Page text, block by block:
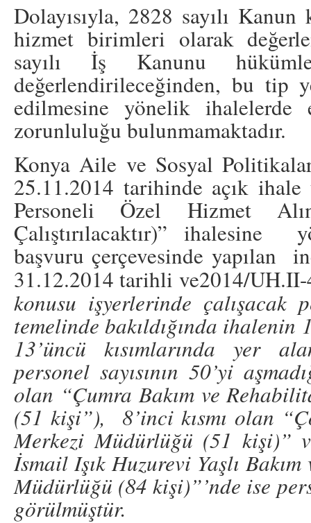
Dolayısıyla, 2828 sayılı
hizmet birimleri olarak
sayılı İş Kanunu
değerlendirileceğinden, bu tip
edilmesine yönelik ihalelerde
zorunluluğu bulunmamaktadır.
Konya Aile ve Sosyal
25.11.2014 tarihinde açık
Personeli Özel Hizmet
Çalıştırılacaktır)”
başvuru çerçevesinde yapılan
31.12.2014 tarihli ve2014/UH.II-
konusu işyerlerinde çalışacak
temelinde bakıldığında
13’üncü kısımlarında yer
personel sayısının 50’yi
olan “Çumra Bakım ve
(51 kişi”), 8’inci kısmı olan
Merkezi Müdürlüğü (51 kişi)”
İsmail Işık Huzurevi Yaşlı
Müdürlüğü (84 kişi)”’nde ise
görülmüştür.